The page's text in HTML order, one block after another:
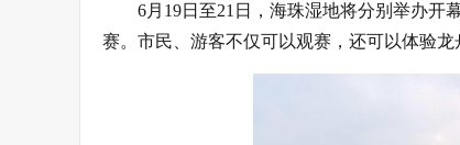
6月19日至21日，海珠湿地将分别举办开
赛。市民、游客不仅可以观赛，还可以体验龙